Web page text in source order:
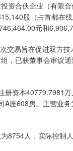
资合伙企业（有限
股（占首都在
元和
交易旨在促进双方
，已获董事会审议
资本40779.7981
座608房。主营业
8754人，实际控制人